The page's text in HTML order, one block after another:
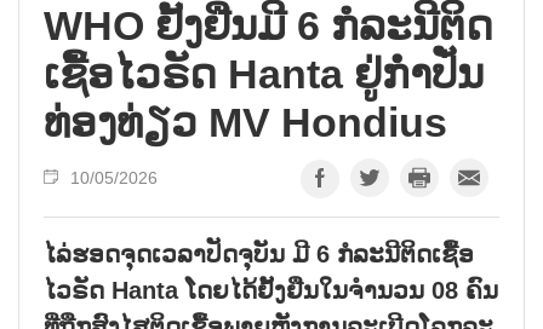
WHO ຢັ້ງ​ຢື​ນ​ມີ 6 ກໍ​ລະ​ນີ​ຕິດ​
ເຊື້ອ​ໄວ​ຣັດ Hanta ຢູ່​ກ່ຳ​ປັ່ນ​
ທ່ອງ​ທ່ຽວ MV Hondius
10/05/2026
ໄລ່​ຮອດ​ຈຸດ​ເວ​ລາ​ປັດ​ຈຸ​ບັນ ມີ 6 ກໍ​ລະ​ນີ​ຕິດ​ເຊື້ອ​
ໄວ​ຣັດ Hanta ໂດຍ​ໄດ້​ຢັ້ງ​ຢືນ​ໃນ​ຈຳ​ນວນ 08 ຄົນ